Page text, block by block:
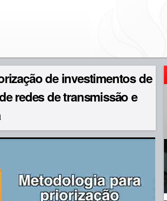
de investimentos de
redes de transmissão e